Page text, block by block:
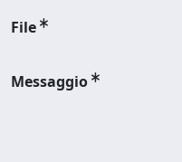
File
Messaggio